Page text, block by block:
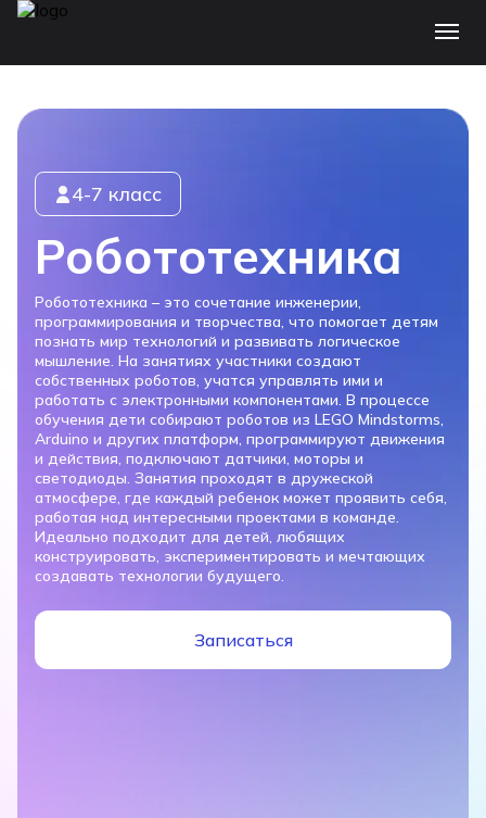
4-7 класс
Робототехника
Робототехника – это сочетание инженерии,
программирования и творчества, что помогает детям
познать мир технологий и развивать логическое
мышление. На занятиях участники создают
собственных роботов, учатся управлять ими и
работать с электронными компонентами. В процессе
обучения дети собирают роботов из LEGO Mindstorms,
Arduino и других платформ, программируют движения
и действия, подключают датчики, моторы и
светодиоды. Занятия проходят в дружеской
атмосфере, где каждый ребенок может проявить себя,
работая над интересными проектами в команде.
Идеально подходит для детей, любящих
конструировать, экспериментировать и мечтающих
создавать технологии будущего.
Записаться